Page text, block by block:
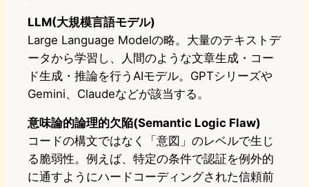
LLM(大規模言語モデル)
Large Language Modelの略。大量のテキストデ
ータから学習し、人間のような文章生成・コー
ド生成・推論を行うAIモデル。GPTシリーズや
Gemini、Claudeなどが該当する。
意味論的論理的欠陥(Semantic Logic Flaw)
コードの構文ではなく「意図」のレベルで生じ
る脆弱性。例えば、特定の条件で認証を例外的
に通すようにハードコーディングされた信頼前